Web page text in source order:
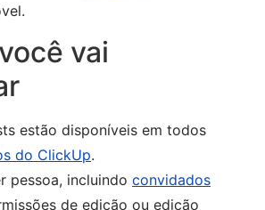
vai
estão disponíveis em todos
do ClickUp.
pessoa, incluindo convidados
de edição ou edição